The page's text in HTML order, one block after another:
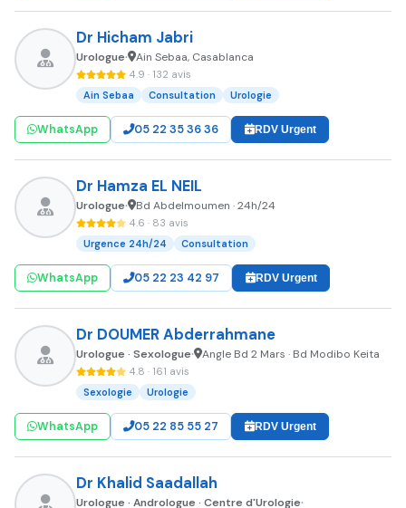
Dr Hicham Jabri
Urologue• Ain Sebaa, Casablanca
4.9 · 132 avis
Ain Sebaa Consultation Urologie
WhatsApp 05 22 35 36 36 RDV Urgent
Dr Hamza EL NEIL
Urologue• Bd Abdelmoumen · 24h/24
4.6 · 83 avis
Urgence 24h/24 Consultation
WhatsApp 05 22 23 42 97 RDV Urgent
Dr DOUMER Abderrahmane
Urologue · Sexologue• Angle Bd 2 Mars · Bd Modibo Keita
4.8 · 161 avis
Sexologie Urologie
WhatsApp 05 22 85 55 27 RDV Urgent
Dr Khalid Saadallah
Urologue · Andrologue · Centre d'Urologie•